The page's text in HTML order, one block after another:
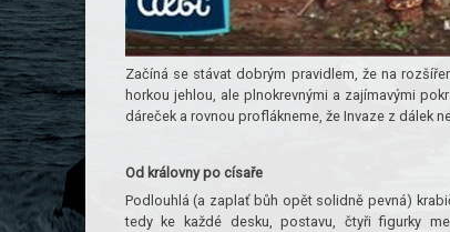
Začíná se stávat dobrým pravidlem, že na
horkou jehlou, ale plnokrevnými a zajímavými
dáreček a rovnou proflákneme, že Invaze z dálek
Od královny po císaře
Podlouhlá (a zaplať bůh opět solidně pevná)
tedy ke každé desku, postavu, čtyři figurky